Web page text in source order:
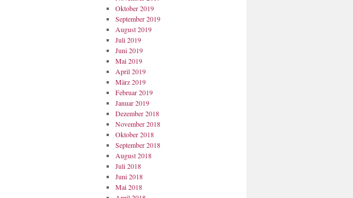
Oktober 2019
September 2019
August 2019
Juli 2019
Juni 2019
Mai 2019
April 2019
März 2019
Februar 2019
Januar 2019
Dezember 2018
November 2018
Oktober 2018
September 2018
August 2018
Juli 2018
Juni 2018
Mai 2018